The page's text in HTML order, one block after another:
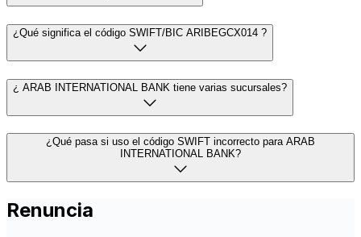
¿Qué significa el código SWIFT/BIC ARIBEGCX014 ?
¿ ARAB INTERNATIONAL BANK tiene varias sucursales?
¿Qué pasa si uso el código SWIFT incorrecto para ARAB
INTERNATIONAL BANK?
Renuncia